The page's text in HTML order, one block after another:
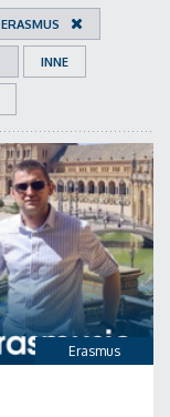
ERASMUS
INNE
Erasmus